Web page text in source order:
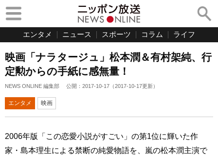
エンタメ ニュース スポーツ コラム ライフ
映画「ナラタージュ」松本潤＆有村架純、行
定勲からの手紙に感無量！
NEWS ONLINE 編集部 公開： 2017-10-17 （2017-10-17更新）
エンタメ 映画
2006年版「この恋愛小説がすごい」の第1位に輝いた作
家・島本理生による禁断の純愛物語を、嵐の松本潤主演で